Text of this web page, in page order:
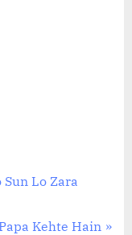
Sun Lo Zara
Papa Kehte Hain